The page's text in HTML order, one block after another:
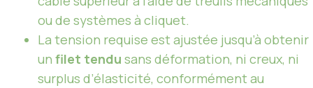
ou de systèmes à cliquet.
La tension requise est ajustée jusqu’à obtenir
un filet tendu sans déformation, ni creux, ni
surplus d’élasticité, conformément au